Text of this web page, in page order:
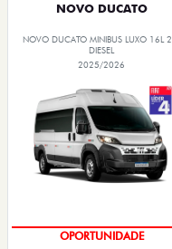
NOVO DUCATO
NOVO DUCATO MINIBUS LUXO 16L
DIESEL
2025/2026
OPORTUNIDADE